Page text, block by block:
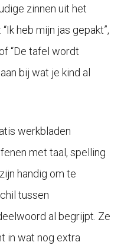
zinnen uit het
heb mijn jas gepakt”,
“De tafel wordt
bij wat je kind al
werkbladen
met taal, spelling
handig om te
tussen
al begrijpt. Ze
in wat nog extra